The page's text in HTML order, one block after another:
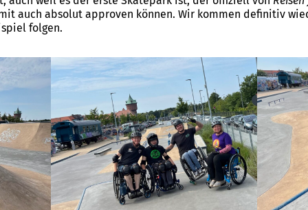
auch absolut approven können. Wir kommen definitiv
folgen.